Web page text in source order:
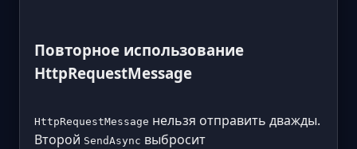
Повторное использование
HttpRequestMessage
HttpRequestMessage нельзя отправить дважды.
Второй SendAsync выбросит